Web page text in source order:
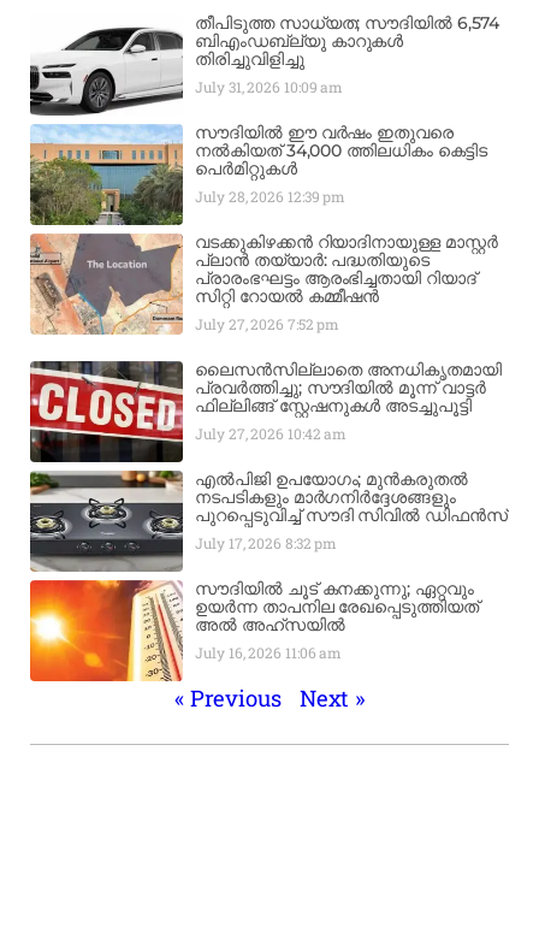
തീപിടുത്ത സാധ്യത; സൗദിയിൽ 6,574
ബിഎംഡബ്ല്യു കാറുകൾ
തിരിച്ചുവിളിച്ചു
July 31, 2026 10:09 am
സൗദിയിൽ ഈ വർഷം ഇതുവരെ
നൽകിയത് 34,000 ത്തിലധികം കെട്ടിട
പെർമിറ്റുകൾ
July 28, 2026 12:39 pm
വടക്കുകിഴക്കൻ റിയാദിനായുള്ള മാസ്റ്റർ
പ്ലാൻ തയ്യാർ: പദ്ധതിയുടെ
പ്രാരംഭഘട്ടം ആരംഭിച്ചതായി റിയാദ്
സിറ്റി റോയൽ കമ്മീഷൻ
July 27, 2026 7:52 pm
ലൈസൻസില്ലാതെ അനധികൃതമായി
പ്രവർത്തിച്ചു; സൗദിയിൽ മൂന്ന് വാട്ടർ
ഫില്ലിങ്ങ് സ്റ്റേഷനുകൾ അടച്ചുപൂട്ടി
July 27, 2026 10:42 am
എൽപിജി ഉപയോഗം; മുൻകരുതൽ
നടപടികളും മാർഗനിർദ്ദേശങ്ങളും
പുറപ്പെടുവിച്ച് സൗദി സിവിൽ ഡിഫൻസ്
July 17, 2026 8:32 pm
സൗദിയിൽ ചൂട് കനക്കുന്നു; ഏറ്റവും
ഉയർന്ന താപനില രേഖപ്പെടുത്തിയത്
അൽ അഹ്‌സയിൽ
July 16, 2026 11:06 am
« Previous Next »